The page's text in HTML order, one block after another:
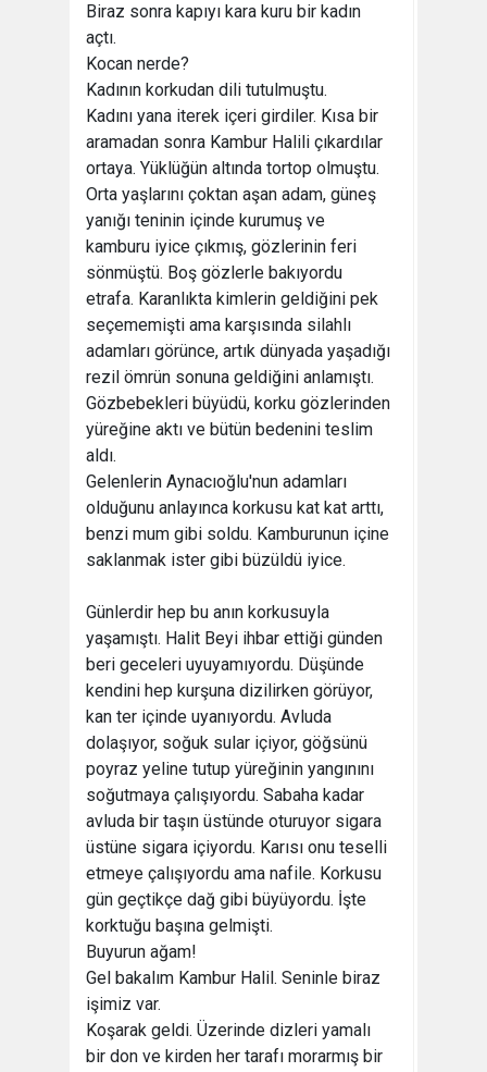
Biraz sonra kapıyı kara kuru bir kadın
açtı.
Kocan nerde?
Kadının korkudan dili tutulmuştu.
Kadını yana iterek içeri girdiler. Kısa bir
aramadan sonra Kambur Halili çıkardılar
ortaya. Yüklüğün altında tortop olmuştu.
Orta yaşlarını çoktan aşan adam, güneş
yanığı teninin içinde kurumuş ve
kamburu iyice çıkmış, gözlerinin feri
sönmüştü. Boş gözlerle bakıyordu
etrafa. Karanlıkta kimlerin geldiğini pek
seçememişti ama karşısında silahlı
adamları görünce, artık dünyada yaşadığı
rezil ömrün sonuna geldiğini anlamıştı.
Gözbebekleri büyüdü, korku gözlerinden
yüreğine aktı ve bütün bedenini teslim
aldı.
Gelenlerin Aynacıoğlu'nun adamları
olduğunu anlayınca korkusu kat kat arttı,
benzi mum gibi soldu. Kamburunun içine
saklanmak ister gibi büzüldü iyice.
Günlerdir hep bu anın korkusuyla
yaşamıştı. Halit Beyi ihbar ettiği günden
beri geceleri uyuyamıyordu. Düşünde
kendini hep kurşuna dizilirken görüyor,
kan ter içinde uyanıyordu. Avluda
dolaşıyor, soğuk sular içiyor, göğsünü
poyraz yeline tutup yüreğinin yangınını
soğutmaya çalışıyordu. Sabaha kadar
avluda bir taşın üstünde oturuyor sigara
üstüne sigara içiyordu. Karısı onu teselli
etmeye çalışıyordu ama nafile. Korkusu
gün geçtikçe dağ gibi büyüyordu. İşte
korktuğu başına gelmişti.
Buyurun ağam!
Gel bakalım Kambur Halil. Seninle biraz
işimiz var.
Koşarak geldi. Üzerinde dizleri yamalı
bir don ve kirden her tarafı morarmış bir